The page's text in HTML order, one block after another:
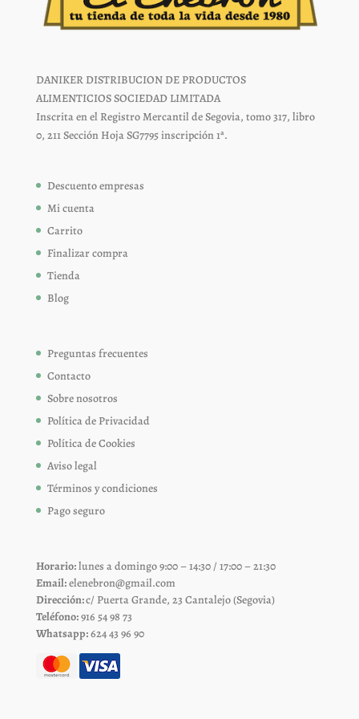
DANIKER DISTRIBUCION DE PRODUCTOS
ALIMENTICIOS SOCIEDAD LIMITADA
Inscrita en el Registro Mercantil de Segovia, tomo 317, libro
0, 211 Sección Hoja SG7795 inscripción 1ª.
Descuento empresas
Mi cuenta
Carrito
Finalizar compra
Tienda
Blog
Preguntas frecuentes
Contacto
Sobre nosotros
Política de Privacidad
Política de Cookies
Aviso legal
Términos y condiciones
Pago seguro
Horario:lunes a domingo 9:00 – 14:30 / 17:00 – 21:30
Email:elenebron@gmail.com
Dirección:c/ Puerta Grande, 23 Cantalejo (Segovia)
Teléfono:916 54 98 73
Whatsapp:624 43 96 90